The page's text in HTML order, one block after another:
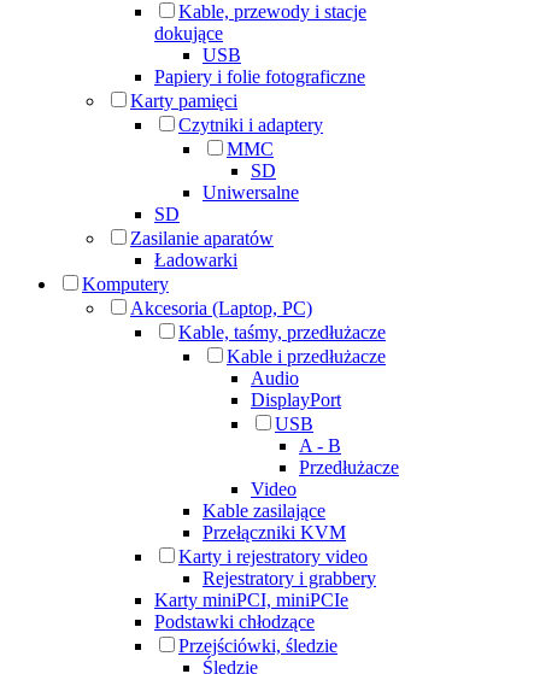
Kable, przewody i stacje
dokujące
USB
Papiery i folie fotograficzne
Karty pamięci
Czytniki i adaptery
MMC
SD
Uniwersalne
SD
Zasilanie aparatów
Ładowarki
Komputery
Akcesoria (Laptop, PC)
Kable, taśmy, przedłużacze
Kable i przedłużacze
Audio
DisplayPort
USB
A - B
Przedłużacze
Video
Kable zasilające
Przełączniki KVM
Karty i rejestratory video
Rejestratory i grabbery
Karty miniPCI, miniPCIe
Podstawki chłodzące
Przejściówki, śledzie
Śledzie